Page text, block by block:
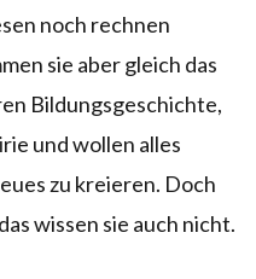
noch rechnen
sie aber gleich das
Bildungsgeschichte,
und wollen alles
zu kreieren. Doch
wissen sie auch nicht.